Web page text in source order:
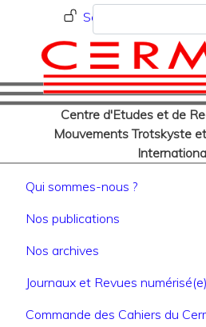
au
Menu du
Se connecter
Centre d'Etudes et de
Mouvements Trotskyste
Rechercher
Navigation
Qui sommes-nous ?
Nos publications
Nos archives
Journaux et Revues
Commande des Cahiers du